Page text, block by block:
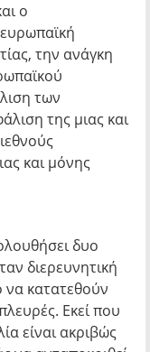
ο
την ανάγκη
των
της μιας και
και μόνης
δυο
διερευνητική
να κατατεθούν
Εκεί που
είναι ακριβώς